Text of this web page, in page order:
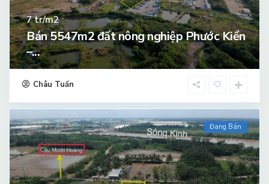
7tr/m2
Bán 5547m2 đất nông nghiệp Phước Kiển
–...
Châu Tuấn
Đang Bán